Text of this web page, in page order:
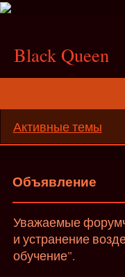
Black Queen
Активные темы
Объявление
Уважаемые
и устранение
обучение".